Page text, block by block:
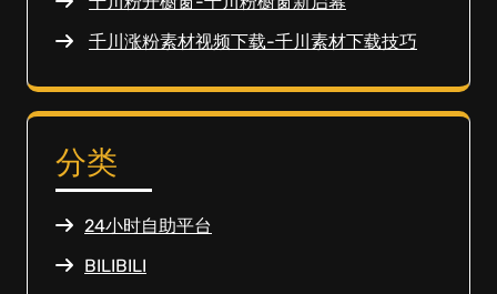
千川涨粉素材视频下载-千川素材下载技巧
分类
24小时自助平台
BILIBILI